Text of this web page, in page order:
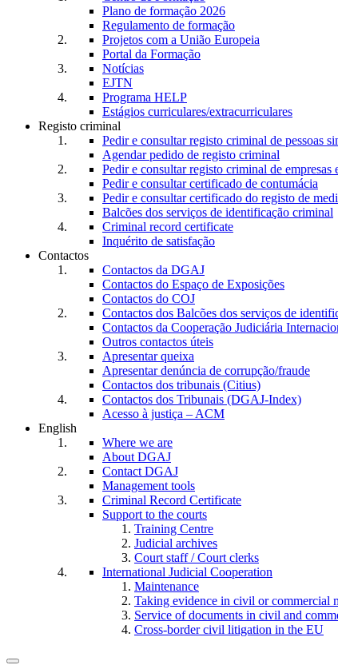
Plano de formação 2026
Regulamento de formação
Projetos com a União Europeia
Portal da Formação
Notícias
EJTN
Programa HELP
Estágios curriculares/extracurriculares
Registo criminal
Pedir e consultar registo criminal de pessoas
Agendar pedido de registo criminal
Pedir e consultar registo criminal de empresas
Pedir e consultar certificado de contumácia
Pedir e consultar certificado do registo de
Balcões dos serviços de identificação criminal
Criminal record certificate
Inquérito de satisfação
Contactos
Contactos da DGAJ
Contactos do Espaço de Exposições
Contactos do COJ
Contactos dos Balcões dos serviços de
Contactos da Cooperação Judiciária
Outros contactos úteis
Apresentar queixa
Apresentar denúncia de corrupção/fraude
Contactos dos tribunais (Citius)
Contactos dos Tribunais (DGAJ-Index)
Acesso à justiça – ACM
English
Where we are
About DGAJ
Contact DGAJ
Management tools
Criminal Record Certificate
Support to the courts
Training Centre
Judicial archives
Court staff / Court clerks
International Judicial Cooperation
Maintenance
Taking evidence in civil or commercial
Service of documents in civil and
Cross-border civil litigation in the EU